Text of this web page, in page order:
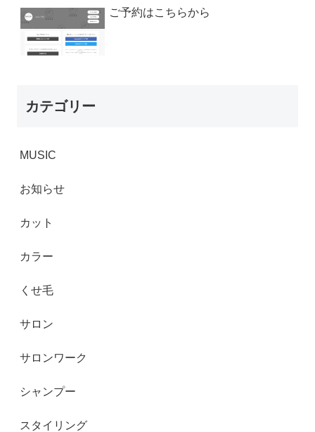
ご予約はこちらから
カテゴリー
MUSIC
お知らせ
カット
カラー
くせ毛
サロン
サロンワーク
シャンプー
スタイリング